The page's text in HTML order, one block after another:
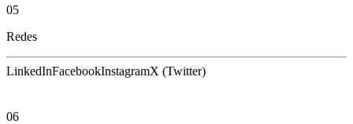
05
Redes
LinkedInFacebookInstagramX (Twitter)
06